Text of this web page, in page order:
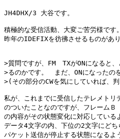
JH4DHX/3 大谷です。
積極的な受信活動、大変ご苦労様です。
昨年のIDEFIXを彷彿させるものがあ
>質問ですが、FM　TXがONになると
>るのかです。　まだ、ONになったの
>(その部分のCWを気にしていれば、
私が、これまでに受信したテレメトリ
のついたことなのですが、フレームＢ
の内容がその状態変化に対応している
データ4文字の内、下位の2文字にど
パケット送信が停止する状態になるよ